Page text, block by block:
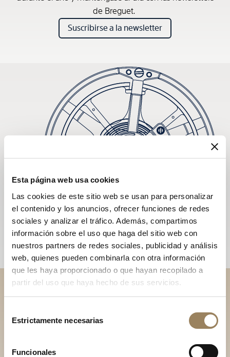
Esta página web usa cookies
Las cookies de este sitio web se usan para personalizar
el contenido y los anuncios, ofrecer funciones de redes
sociales y analizar el tráfico. Además, compartimos
información sobre el uso que haga del sitio web con
nuestros partners de redes sociales, publicidad y análisis
web, quienes pueden combinarla con otra información
que les haya proporcionado o que hayan recopilado a
partir del uso que haya hecho de sus servicios.
Estrictamente necesarias
Funcionales
de Breguet.
Suscribirse a la newsletter
Descubra nuestras
colecciones en boutique